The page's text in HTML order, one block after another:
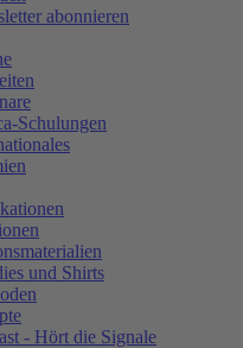
abonnieren
Schulungen
und Shirts
- Hört die Signale